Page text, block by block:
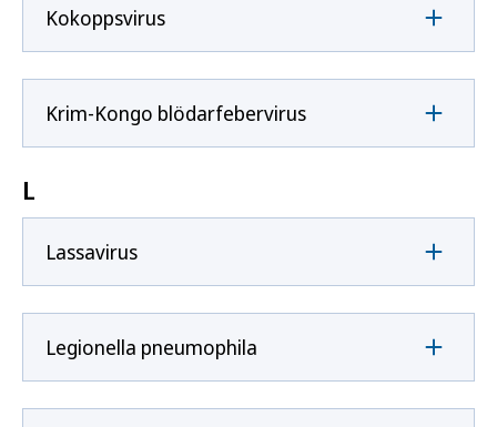
Kokoppsvirus
Krim-Kongo blödarfebervirus
L
Lassavirus
Legionella pneumophila